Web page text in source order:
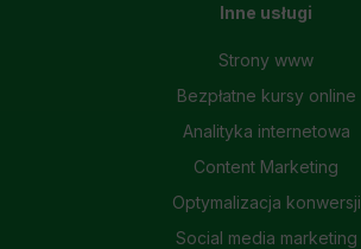
Inne usługi
Strony www
Bezpłatne kursy online
Analityka internetowa
Content Marketing
Optymalizacja konwersji
Social media marketing